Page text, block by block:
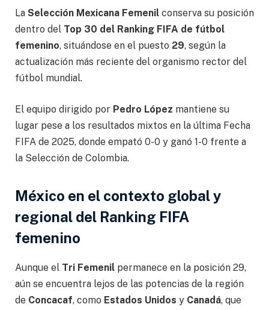
La Selección Mexicana Femenil conserva su posición
dentro del Top 30 del Ranking FIFA de fútbol
femenino, situándose en el puesto 29, según la
actualización más reciente del organismo rector del
fútbol mundial.
El equipo dirigido por Pedro López mantiene su
lugar pese a los resultados mixtos en la última Fecha
FIFA de 2025, donde empató 0-0 y ganó 1-0 frente a
la Selección de Colombia.
México en el contexto global y
regional del Ranking FIFA
femenino
Aunque el Tri Femenil permanece en la posición 29,
aún se encuentra lejos de las potencias de la región
de Concacaf, como Estados Unidos y Canadá, que